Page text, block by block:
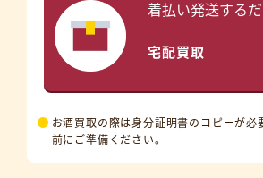
着払い発送する
宅配買取
お酒買取の際は身分証明書のコピーが必
前にご準備ください。